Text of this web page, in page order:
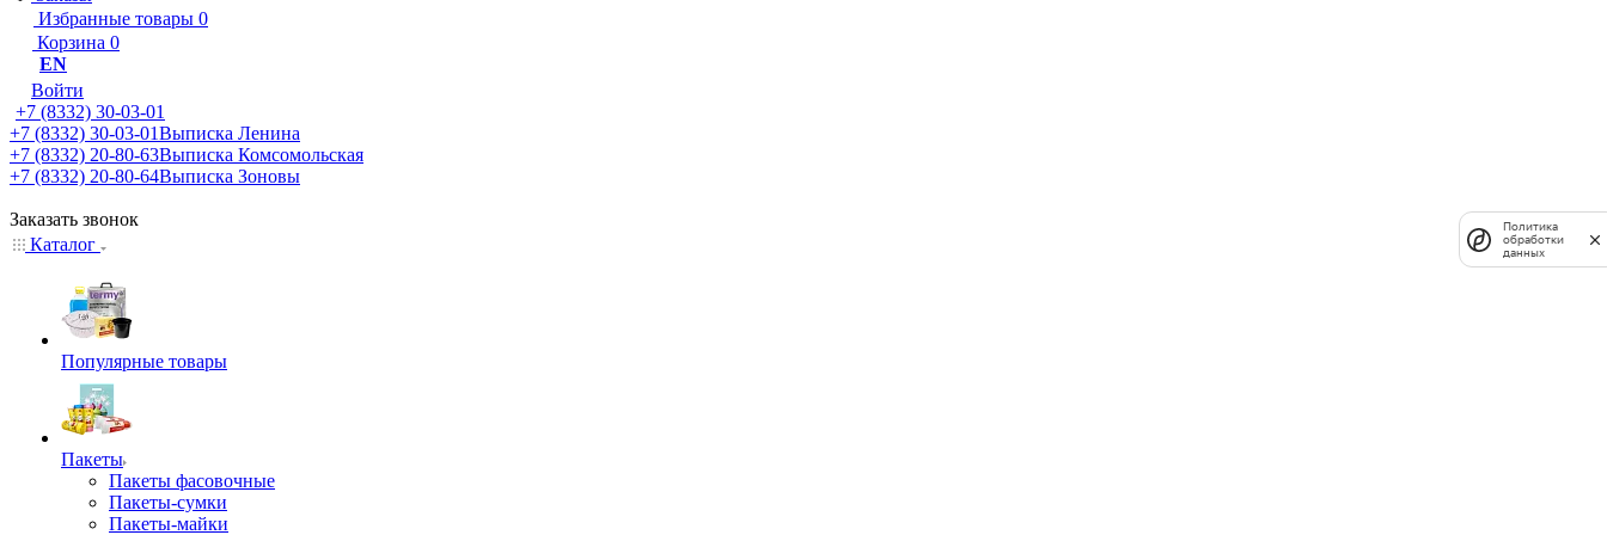
Избранные товары 0
Корзина 0
EN
Войти
+7 (8332) 30-03-01
+7 (8332) 30-03-01Выписка Ленина
+7 (8332) 20-80-63Выписка Комсомольская
+7 (8332) 20-80-64Выписка Зоновы
Заказать звонок
Каталог
Популярные товары
Пакеты
Пакеты фасовочные
Пакеты-сумки
Пакеты-майки
Политика
обработки
данных